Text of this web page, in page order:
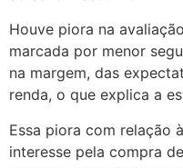
Houve piora na
marcada por menor
na margem, das
renda, o que explica a
Essa piora com relação
interesse pela compra